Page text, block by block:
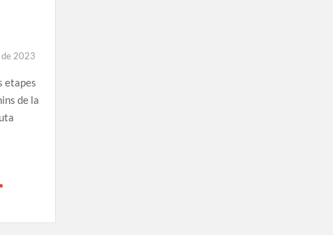
2023
etapes
de la